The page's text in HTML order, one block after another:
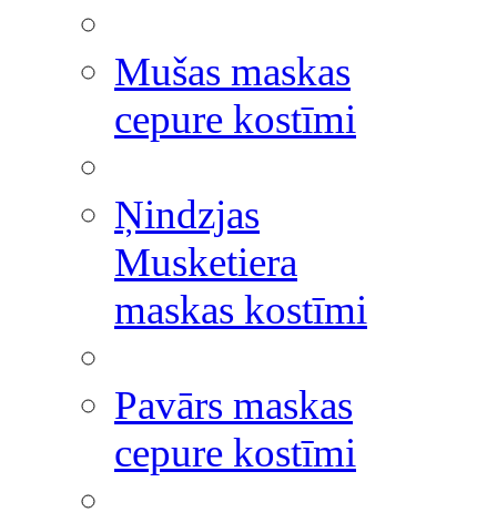
Mušas maskas
cepure kostīmi
Ņindzjas
Musketiera
maskas kostīmi
Pavārs maskas
cepure kostīmi